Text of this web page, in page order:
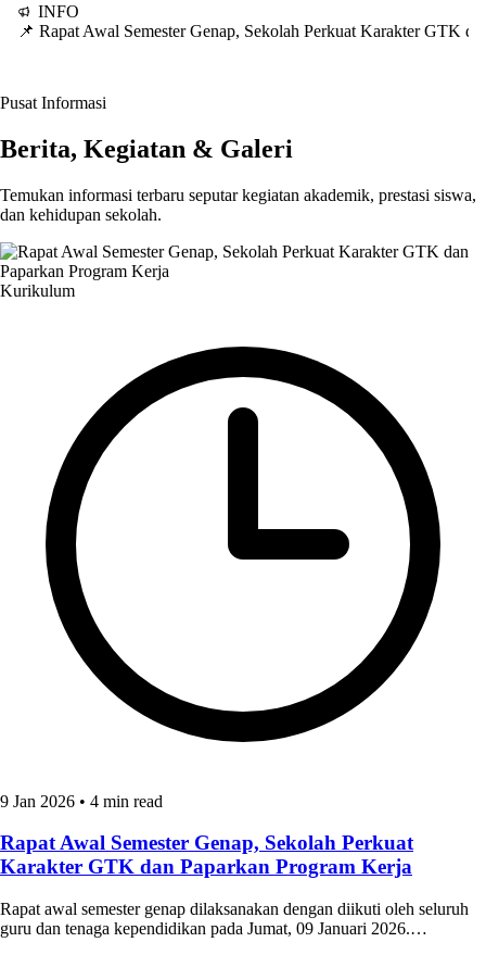
INFO
📌 Rapat Awal Semester Genap, Sekolah Perkuat Karakter GTK
Pusat Informasi
Berita, Kegiatan & Galeri
Temukan informasi terbaru seputar kegiatan akademik, prestasi siswa,
dan kehidupan sekolah.
Kurikulum
9 Jan 2026 • 4 min read
Rapat Awal Semester Genap, Sekolah Perkuat
Karakter GTK dan Paparkan Program Kerja
Rapat awal semester genap dilaksanakan dengan diikuti oleh seluruh
guru dan tenaga kependidikan pada Jumat, 09 Januari 2026.…